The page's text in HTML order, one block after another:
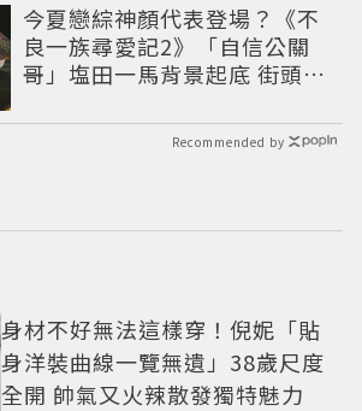
今夏戀綜神顏代表登場？《不
良一族尋愛記2》「自信公關
哥」塩田一馬背景起底 街頭辣
Recommended by
身材不好無法這樣穿！倪妮「貼
身洋裝曲線一覽無遺」38歲尺度
全開 帥氣又火辣散發獨特魅力